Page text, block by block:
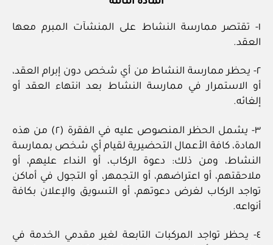
١- تقتصر ممارسة النشاط على المنشآت المبرم معها
العقد.
٢- يحظر ممارسة النشاط من أي شخص دون إبرام العقد،
أو الاستمرار في ممارسة النشاط بعد انتهاء العقد أو
إلغائه.
٣- يشمل الحظر المنصوص عليه في الفقرة (٢) من هذه
المادة، كافة الأعمال التحضيرية لقيام أي شخص بممارسة
النشاط، ومن ذلك: دعوة الركاب، أو النداء عليهم، أو
ملاحقتهم، أو اعتراضهم، أو التجمهر، أو التجول في أماكن
تواجد الركاب لغرض دعوتهم، أو التسويق والإعلان بكافة
أنواعه.
٤- يحظر تواجد المركبات التابعة لغير مقدمي الخدمة في